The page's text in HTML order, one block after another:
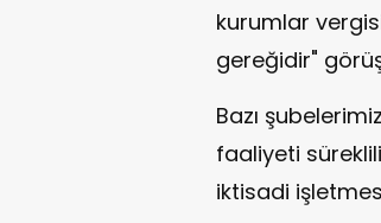
kurumlar
gereğidir"
Bazı
faaliyeti
iktisadi